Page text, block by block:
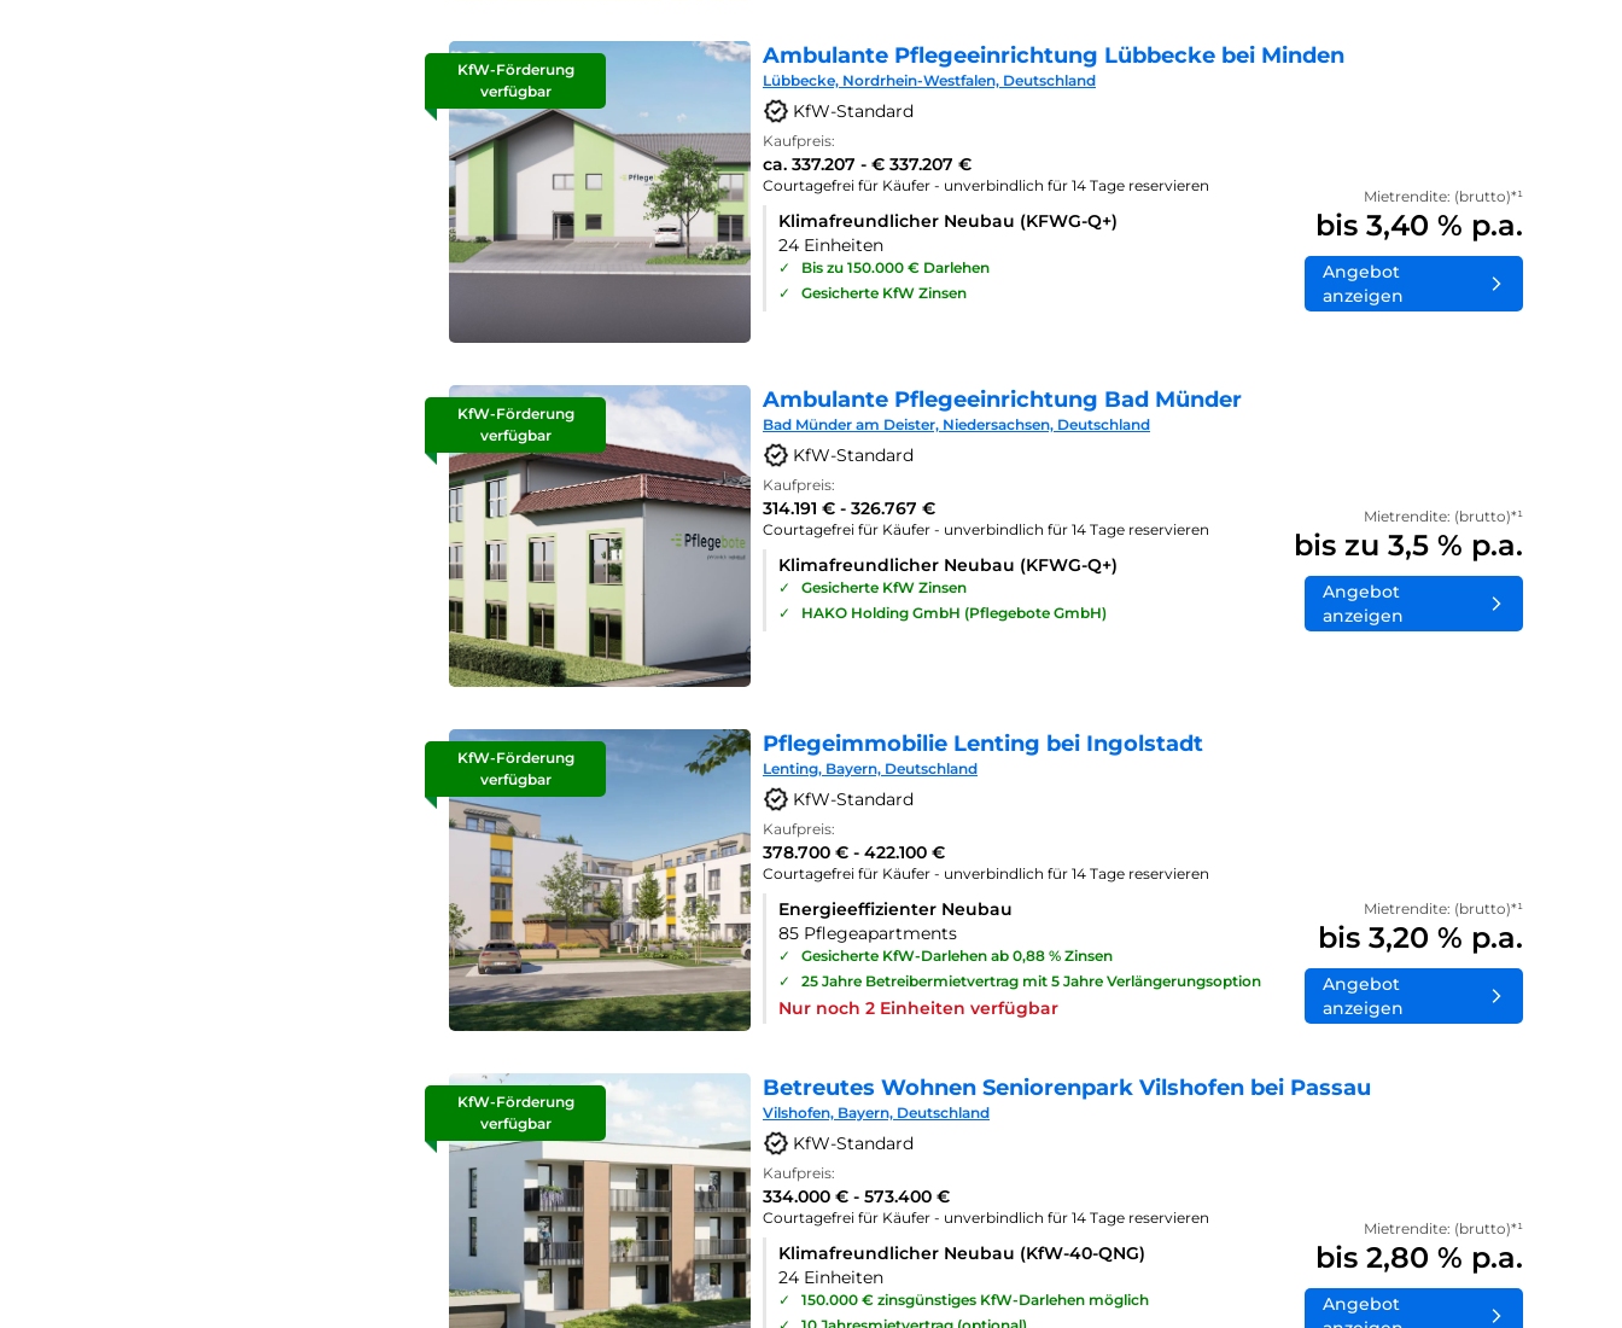
KfW-Förderung
verfügbar
Ambulante Pflegeeinrichtung Lübbecke bei Minden
Lübbecke, Nordrhein-Westfalen, Deutschland
KfW-Standard
Kaufpreis:
ca. 337.207 - € 337.207 €
Courtagefrei für Käufer - unverbindlich für 14 Tage reservieren
Klimafreundlicher Neubau (KFWG-Q+)
24 Einheiten
✓
Bis zu 150.000 € Darlehen
✓
Gesicherte KfW Zinsen
Mietrendite: (brutto)*¹
bis 3,40 % p.a.
Angebot
anzeigen
KfW-Förderung
verfügbar
Ambulante Pflegeeinrichtung Bad Münder
Bad Münder am Deister, Niedersachsen, Deutschland
KfW-Standard
Kaufpreis:
314.191 € - 326.767 €
Courtagefrei für Käufer - unverbindlich für 14 Tage reservieren
Klimafreundlicher Neubau (KFWG-Q+)
✓
Gesicherte KfW Zinsen
✓
HAKO Holding GmbH (Pflegebote GmbH)
Mietrendite: (brutto)*¹
bis zu 3,5 % p.a.
Angebot
anzeigen
KfW-Förderung
verfügbar
Pflegeimmobilie Lenting bei Ingolstadt
Lenting, Bayern, Deutschland
KfW-Standard
Kaufpreis:
378.700 € - 422.100 €
Courtagefrei für Käufer - unverbindlich für 14 Tage reservieren
Energieeffizienter Neubau
85 Pflegeapartments
✓
Gesicherte KfW-Darlehen ab 0,88 % Zinsen
✓
25 Jahre Betreibermietvertrag mit 5 Jahre Verlängerungsoption
Nur noch 2 Einheiten verfügbar
Mietrendite: (brutto)*¹
bis 3,20 % p.a.
Angebot
anzeigen
KfW-Förderung
verfügbar
Betreutes Wohnen Seniorenpark Vilshofen bei Passau
Vilshofen, Bayern, Deutschland
KfW-Standard
Kaufpreis:
334.000 € - 573.400 €
Courtagefrei für Käufer - unverbindlich für 14 Tage reservieren
Klimafreundlicher Neubau (KfW-40-QNG)
24 Einheiten
✓
150.000 € zinsgünstiges KfW-Darlehen möglich
Mietrendite: (brutto)*¹
bis 2,80 % p.a.
Angebot